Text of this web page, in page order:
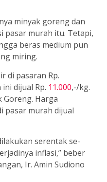
minyak goreng dan
pasar murah itu. Tetapi,
beras medium pun
miring.
di pasaran Rp.
dijual Rp. 11.000,-/kg.
Goreng. Harga
pasar murah dijual
serentak se-
inflasi,” beber
Ir. Amin Sudiono